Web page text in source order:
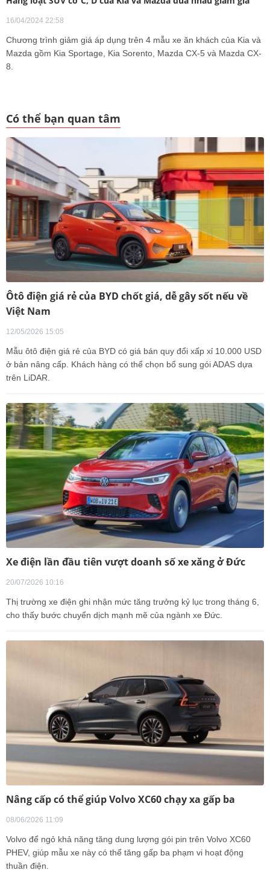
16/04/2024 22:58
Chương trình giảm giá áp dụng trên 4 mẫu xe ăn khách của Kia và
Mazda gồm Kia Sportage, Kia Sorento, Mazda CX-5 và Mazda CX-
8.
Có thể bạn quan tâm
Ôtô điện giá rẻ của BYD chốt giá, dễ gây sốt nếu về
Việt Nam
12/05/2026 15:05
Mẫu ôtô điện giá rẻ của BYD có giá bán quy đổi xấp xỉ 10.000 USD
ở bản nâng cấp. Khách hàng có thể chọn bổ sung gói ADAS dựa
trên LiDAR.
Xe điện lần đầu tiên vượt doanh số xe xăng ở Đức
20/07/2026 10:16
Thị trường xe điện ghi nhận mức tăng trưởng kỷ lục trong tháng 6,
cho thấy bước chuyển dịch mạnh mẽ của ngành xe Đức.
Nâng cấp có thể giúp Volvo XC60 chạy xa gấp ba
08/06/2026 11:09
Volvo để ngỏ khả năng tăng dung lượng gói pin trên Volvo XC60
PHEV, giúp mẫu xe này có thể tăng gấp ba phạm vi hoạt động
thuần điện.